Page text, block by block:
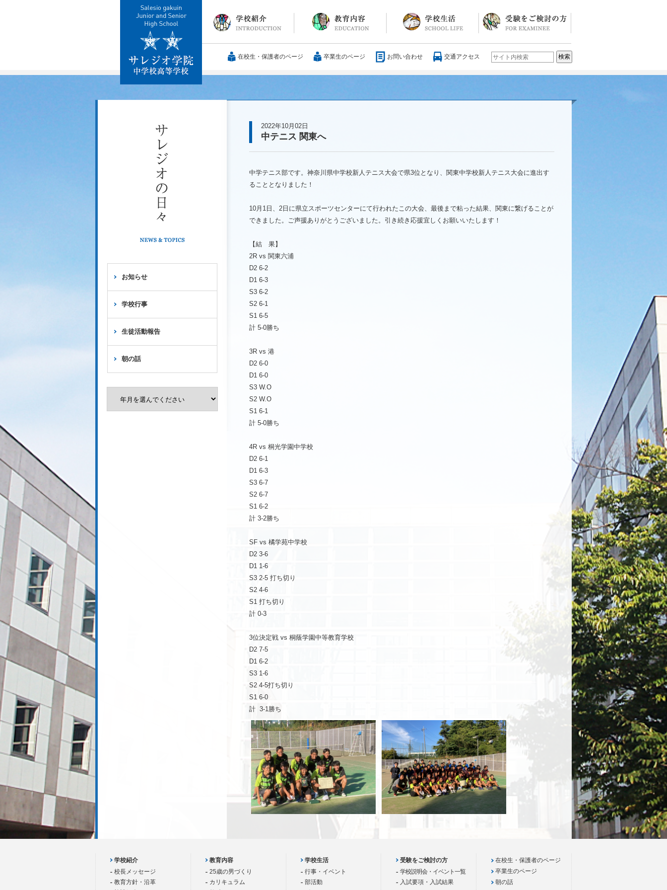
校長メッセージ
教育方針・沿革
施設紹介
交通アクセス 25歳の男づくり
カリキュラム
教科
国際交流
大学合格実績 行事・イベント
部活動
ボランティア
サレジアンエピソード
サレジオの日々(ブログ) 学校説明会・イベント一覧
入試要項・入試結果
Q&A
お問い合わせ
学校案内パンフレット
在校生・保護者のページ 卒業生のページ お問い合わせ 交通アクセス
お知らせ
学校行事
生徒活動報告
朝の話
2022年10月02日
中テニス 関東へ
中学テニス部です。神奈川県中学校新人テニス大会で県3位となり、関東中学校新人テニス大会に進出す
ることとなりました！
10月 1 日、 2 日に県立スポーツセンターにて行われたこの大会、最後まで粘った結果、関東に繋げることが
できました。ご声援ありがとうございました。引き続き応援宜しくお願いいたします！
【結 果】
2R vs 関東六浦
D2 6-2
D1 6-3
S3 6-2
S2 6-1
S1 6-5
計 5-0勝ち
3R vs 港
D2 6-0
D1 6-0
S3 W.O
S2 W.O
S1 6-1
計 5-0勝ち
4R vs 桐光学園中学校
D2 6-1
D1 6-3
S3 6-7
S2 6-7
S1 6-2
計 3-2勝ち
SF vs 橘学苑中学校
D2 3-6
D1 1-6
S3 2-5 打ち切り
S2 4-6
S1 打ち切り
計 0-3
3位決定戦 vs 桐蔭学園中等教育学校
D2 7-5
D1 6-2
S3 1-6
S2 4-5打ち切り
S1 6-0
計 3-1勝ち
学校紹介
校長メッセージ
教育方針・沿革
教育内容
25歳の男づくり
カリキュラム
学校生活
行事・イベント
部活動
受験をご検討の方
学校説明会・イベント一覧
入試要項・入試結果
在校生・保護者のページ
卒業生のページ
朝の話